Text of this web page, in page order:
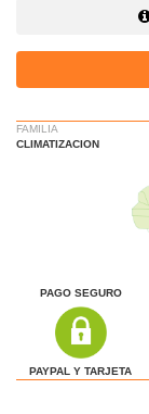
FAMILIA
CLIMATIZACION
PAGO SEGURO
PAYPAL Y TARJETA